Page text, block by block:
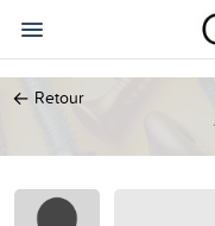
← Retour